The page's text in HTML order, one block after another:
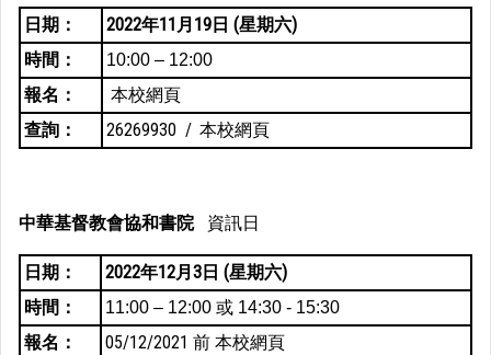
日期：
2022年11月19日 (星期六)
時間：
10:00 – 12:00
報名：
本校網頁
查詢：
26269930 / 本校網頁
中華基督教會協和書院資訊日
日期：
2022年12月3日 (星期六)
時間：
11:00 – 12:00 或 14:30 - 15:30
報名： 05/12/2021 前 本校網頁